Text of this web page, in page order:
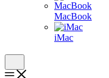
MacBook
iMac